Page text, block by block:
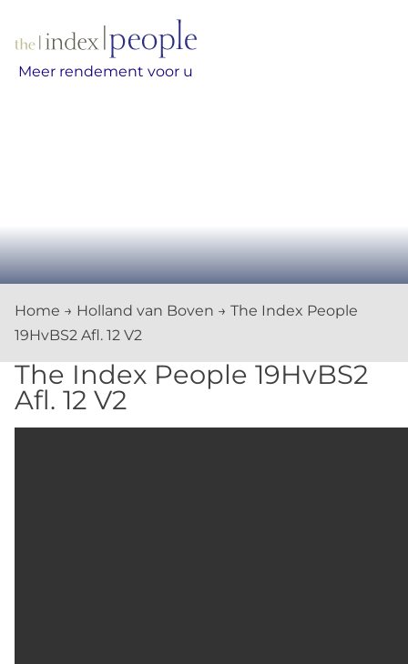
Meer rendement voor u
Home → Holland van Boven → The Index People
19HvBS2 Afl. 12 V2
The Index People 19HvBS2
Afl. 12 V2